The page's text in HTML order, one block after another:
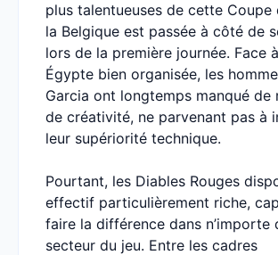
plus talentueuses de cette Coupe
la Belgique est passée à côté de
lors de la première journée. Face
Égypte bien organisée, les
Garcia ont longtemps manqué de
de créativité, ne parvenant pas à
leur supériorité technique.
Pourtant, les Diables Rouges
effectif particulièrement riche,
faire la différence dans n’importe
secteur du jeu. Entre les cadres